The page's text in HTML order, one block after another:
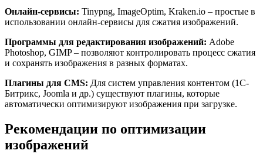
Онлайн-сервисы: Tinypng, ImageOptim, Kraken.io – простые в
использовании онлайн-сервисы для сжатия изображений.
Программы для редактирования изображений: Adobe
Photoshop, GIMP – позволяют контролировать процесс сжатия
и сохранять изображения в разных форматах.
Плагины для CMS: Для систем управления контентом (1С-
Битрикс, Joomla и др.) существуют плагины, которые
автоматически оптимизируют изображения при загрузке.
Рекомендации по оптимизации
изображений